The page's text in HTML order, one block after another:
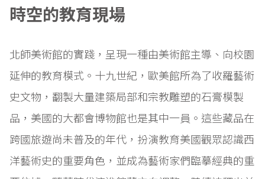
時空的教育現場
北師美術館的實踐，呈現一種由美術館主導、向校園
延伸的教育模式。十九世紀，歐美館所為了收羅藝術
史文物，翻製大量建築局部和宗教雕塑的石膏模製
品，美國的大都會博物館也是其中一員。這些藏品在
跨國旅遊尚未普及的年代，扮演教育美國觀眾認識西
洋藝術史的重要角色，並成為藝術家們臨摹經典的重